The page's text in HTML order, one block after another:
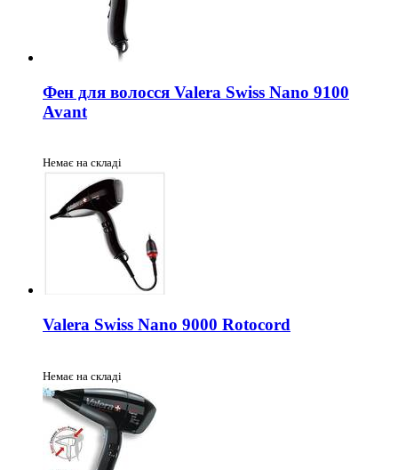
Фен для волосся Valera Swiss Nano 9100
Avant
Немає на складі
Valera Swiss Nano 9000 Rotocord
Немає на складі